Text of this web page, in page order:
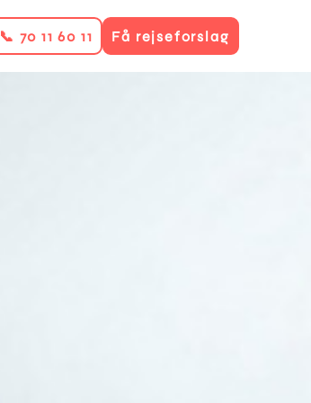
📞 70 11 60 11 Få rejseforslag